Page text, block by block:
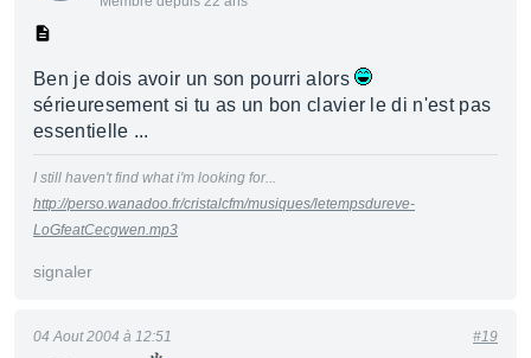
Ben je dois avoir un son pourri alors
sérieuresement si tu as un bon clavier le di n'est pas
essentielle ...
I still haven't find what i'm looking for...
http://perso.wanadoo.fr/cristalcfm/musiques/letempsdureve-
LoGfeatCecgwen.mp3
signaler
04 Aout 2004 à 12:51 #19